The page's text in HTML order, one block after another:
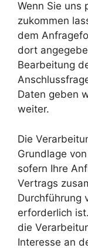
Wenn Sie uns
zukommen
dem
dort
Bearbeitung
Daten geben
weiter.
Die
Grundlage
sofern Ihre
Vertrags
Durchführung
erforderlich
die
Interesse an